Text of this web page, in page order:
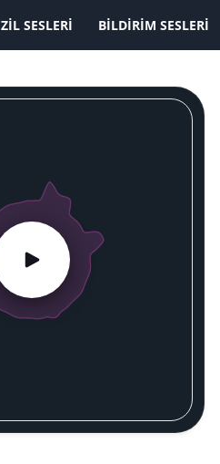
ZIL SESLERI BILDIRIM SESLERI